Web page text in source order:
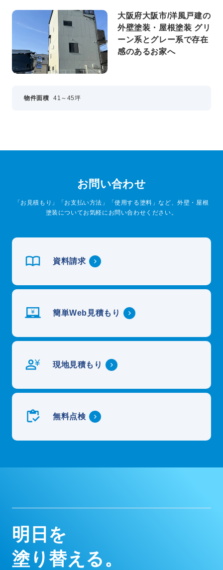
大阪府大阪市/洋風戸建の
外壁塗装・屋根塗装 グリ
ーン系とグレー系で存在
感のあるお家へ
物件面積 41～45坪
お問い合わせ
「お見積もり」「お支払い方法」「使用する塗料」など、外壁・屋根
塗装についてお気軽にお問い合わせください。
資料請求
簡単Web見積もり
現地見積もり
無料点検
明 日 を
塗り替え る。